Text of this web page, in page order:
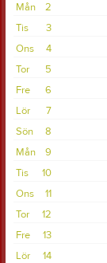
2
Mån
3
Tis
4
Ons
5
Tor
6
Fre
7
Lör
8
Sön
9
Mån
10
Tis
11
Ons
12
Tor
13
Fre
14
Lör